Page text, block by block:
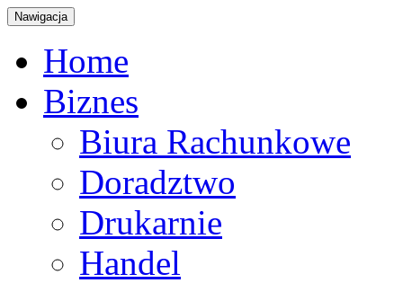
Nawigacja
Home
Biznes
Biura Rachunkowe
Doradztwo
Drukarnie
Handel